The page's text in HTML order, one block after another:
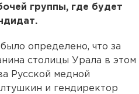
группы, где будет
определено, что за
столицы Урала в этом
Русской медной
и гендиректор